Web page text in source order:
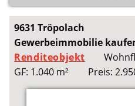
9631 Tröpolach
Gewerbeimmobilie
Renditeobjekt
GF: 1.040 m²
Preis: